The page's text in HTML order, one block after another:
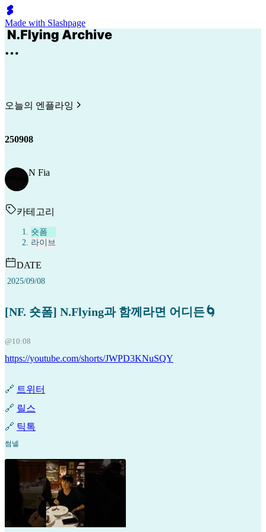
Made with Slashpage
오늘의 엔플라잉
250908
N Fia
카테고리
숏폼
라이브
DATE
2025/09/08
[NF. 숏폼] N.Flying과 함께라면 어디든🌀
@10:08
https://youtube.com/shorts/JWPD3KNuSQY
🔗 트위터
🔗 릴스
🔗 틱톡
썸넬